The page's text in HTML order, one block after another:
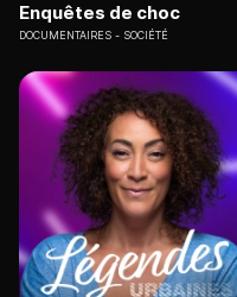
Enquêtes de choc
DOCUMENTAIRES SOCIÉTÉ